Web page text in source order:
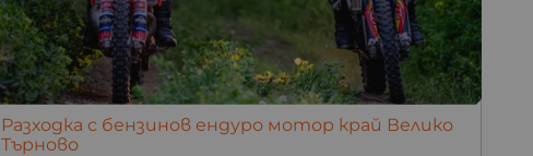
Разходка с бензинов ендуро мотор край Велико
Търново